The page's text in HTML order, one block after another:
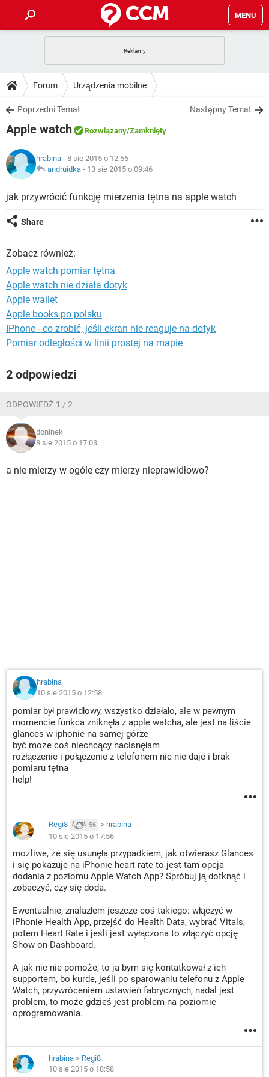
MENU
GRY WHATSAPP
SPOTIFY
INSTAGRAM FACEBOOK
WINDOWS 10
PORADY
PlayStation TIKTOK
INSTAGRAM
WINDOWS 10
DO POBRANIA
ANDROID TIKTOK
GRY
IOS NETFLIX
INSTAGRAM
FORUM
COVID-19
GRY
SPOTIFY NETFLIX
INSTAGRAM
ARTYKUŁY
COVID-19
INSTAGRAM
WINDOWS 10
Forum Urządzenia mobilne
Poprzedni Temat Następny Temat
Apple watch Rozwiązany/Zamknięty
hrabina - 8 sie 2015 o 12:56
andruidka - 13 sie 2015 o 09:46
jak przywrócić funkcję mierzenia tętna na apple watch
Share
Zobacz również:
Apple watch pomiar tętna
Apple watch nie działa dotyk
Apple wallet
Apple books po polsku
IPhone - co zrobić, jeśli ekran nie reaguje na dotyk
Pomiar odległości w linii prostej na mapie
2 odpowiedzi
ODPOWIEDŹ 1 / 2
doninek
8 sie 2015 o 17:03
a nie mierzy w ogóle czy mierzy nieprawidłowo?
hrabina
10 sie 2015 o 12:58
pomiar był prawidłowy, wszystko działało, ale w pewnym
momencie funkca zniknęła z apple watcha, ale jest na liście
glances w iphonie na samej górze
być może coś niechcący nacisnęłam
rozłączenie i połączenie z telefonem nic nie daje i brak
pomiaru tętna
help!
Regi8 56 > hrabina
10 sie 2015 o 17:56
możliwe, że się usunęła przypadkiem, jak otwierasz Glances
i się pokazuje na iPhonie heart rate to jest tam opcja
dodania z poziomu Apple Watch App? Spróbuj ją dotknąć i
zobaczyć, czy się doda.
Ewentualnie, znalazłem jeszcze coś takiego: włączyć w
iPhonie Health App, przejść do Health Data, wybrać Vitals,
potem Heart Rate i jeśli jest wyłączona to włączyć opcję
Show on Dashboard.
A jak nic nie pomoże, to ja bym się kontatkował z ich
supportem, bo kurde, jeśli po sparowaniu telefonu z Apple
Watch, przywróceniem ustawień fabrycznych, nadal jest
problem, to może gdzieś jest problem na poziomie
oprogramowania.
hrabina > Regi8
10 sie 2015 o 18:58